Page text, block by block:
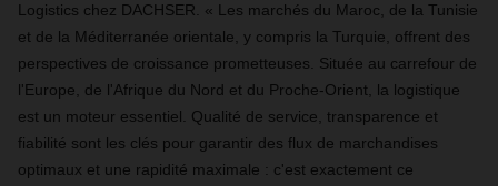
Logistics chez DACHSER. « Les marchés du Maroc, de la Tunisie
et de la Méditerranée orientale, y compris la Turquie, offrent des
perspectives de croissance prometteuses. Située au carrefour de
l'Europe, de l'Afrique du Nord et du Proche-Orient, la logistique
est un moteur essentiel. Qualité de service, transparence et
fiabilité sont les clés pour garantir des flux de marchandises
optimaux et une rapidité maximale : c'est exactement ce